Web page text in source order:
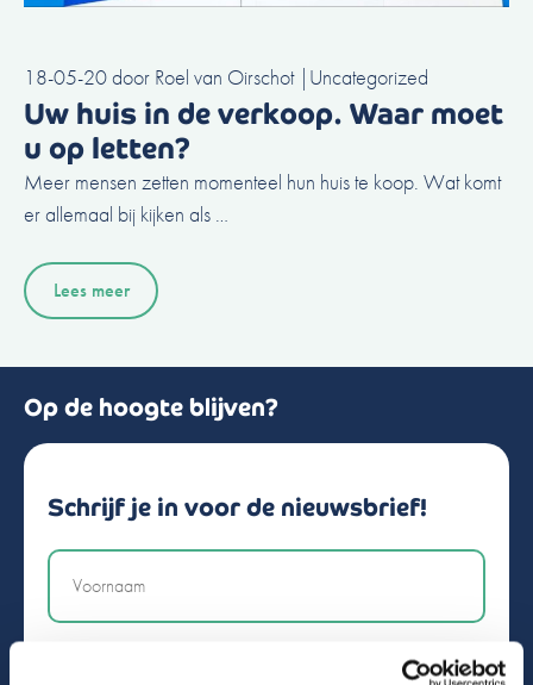
18-05-20door Roel van Oirschot | Uncategorized
Uw huis in de verkoop. Waar moet
u op letten?
Meer mensen zetten momenteel hun huis te koop. Wat komt
er allemaal bij kijken als …
Lees meer
Op de hoogte blijven?
Schrijf je in voor de nieuwsbrief!
Naam